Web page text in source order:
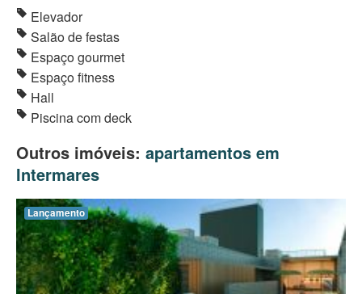
Elevador
Salão de festas
Espaço gourmet
Espaço fitness
Hall
Piscina com deck
Outros imóveis: apartamentos em
Intermares
Lançamento